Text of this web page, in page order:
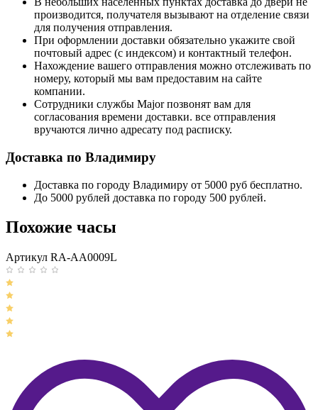
производится, получателя вызывают на отделение связи
для получения отправления.
При оформлении доставки обязательно укажите свой
почтовый адрес (с индексом) и контактный телефон.
Нахождение вашего отправления можно отслеживать по
номеру, который мы вам предоставим на сайте
компании.
Сотрудники службы Major позвонят вам для
согласования времени доставки. все отправления
вручаются лично адресату под расписку.
Доставка по Владимиру
Доставка по городу Владимиру от 5000 руб бесплатно.
До 5000 рублей доставка по городу 500 рублей.
Похожие часы
Артикул RA-AA0009L